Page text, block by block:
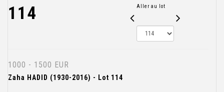
114 Aller au lot
1000 - 1500 EUR
Zaha HADID (1930-2016) - Lot 114